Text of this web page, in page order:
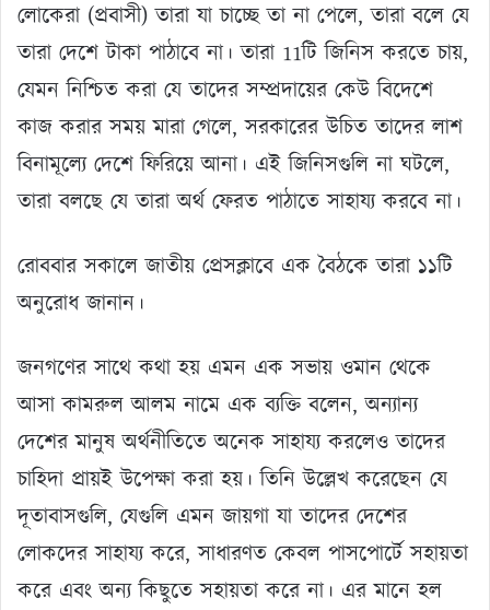
লোকেরা (প্রবাসী) তারা যা চাচ্ছে তা না পেলে, তারা বলে যে
তারা দেশে টাকা পাঠাবে না। তারা 11টি জিনিস করতে চায়,
যেমন নিশ্চিত করা যে তাদের সম্প্রদায়ের কেউ বিদেশে
কাজ করার সময় মারা গেলে, সরকারের উচিত তাদের লাশ
বিনামূল্যে দেশে ফিরিয়ে আনা। এই জিনিসগুলি না ঘটলে,
তারা বলছে যে তারা অর্থ ফেরত পাঠাতে সাহায্য করবে না।
রোববার সকালে জাতীয় প্রেসক্লাবে এক বৈঠকে তারা ১১টি
অনুরোধ জানান।
জনগণের সাথে কথা হয় এমন এক সভায় ওমান থেকে
আসা কামরুল আলম নামে এক ব্যক্তি বলেন, অন্যান্য
দেশের মানুষ অর্থনীতিতে অনেক সাহায্য করলেও তাদের
চাহিদা প্রায়ই উপেক্ষা করা হয়। তিনি উল্লেখ করেছেন যে
দূতাবাসগুলি, যেগুলি এমন জায়গা যা তাদের দেশের
লোকদের সাহায্য করে, সাধারণত কেবল পাসপোর্টে সহায়তা
করে এবং অন্য কিছুতে সহায়তা করে না। এর মানে হল